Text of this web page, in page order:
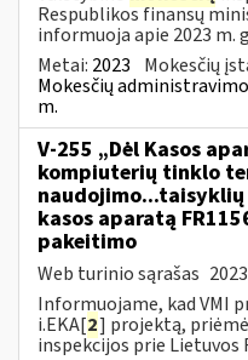
Respublikos finansų
informuoja apie 2023 m.
Metai: 2023 Mokesčių
Mokesčių
m.
V-255 „Dėl Kasos
kompiuterių tinklo
naudojimo...taisyklių
kasos aparatą
pakeitimo
Web turinio sąrašas
Informuojame, kad VMI
i.EKA[2] projektą,
inspekcijos prie Lietuvos